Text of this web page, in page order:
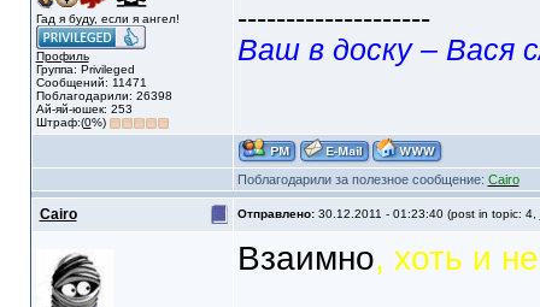
Гад я буду, если я ангел!
Профиль
Группа: Privileged
Сообщений: 11471
Поблагодарили: 26398
Ай-яй-юшек: 253
Штраф:(0%)
--------------------
Ваш в доску – Вася
Поблагодарили за полезное сообщение: Cairo
Cairo Отправлено: 30.12.2011 - 01:23:40 (post in topic: 4,
Взаимно, хоть и